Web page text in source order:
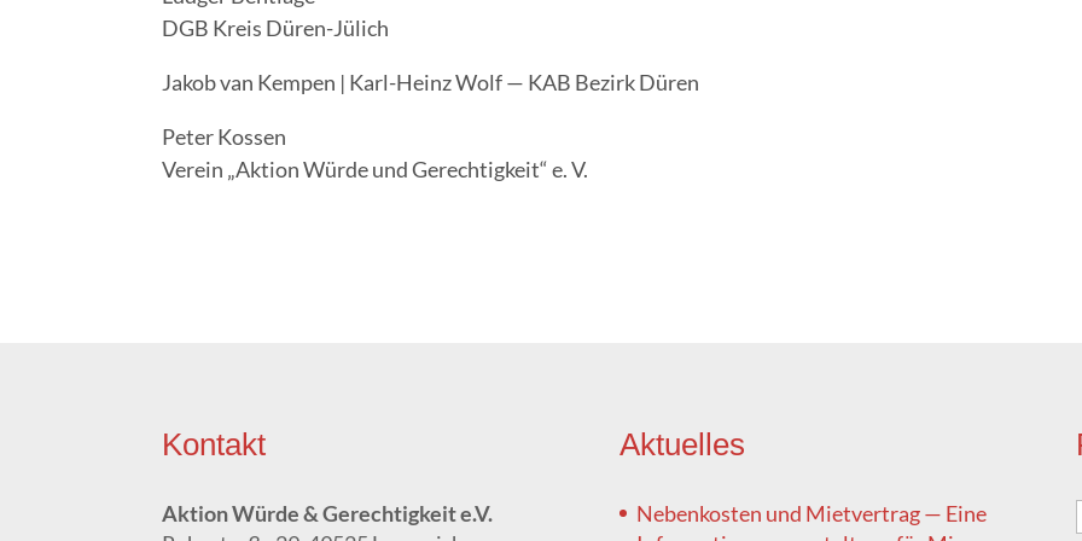
DGB Kreis Düren-Jülich
Jakob van Kem­pen | Karl-Heinz Wolf — KAB Bezirk Düren
Peter Kos­sen
Ver­ein „Akti­on Wür­de und Gerech­tig­keit“ e. V.
Kon­takt
Akti­on Wür­de & Gerech­tig­keit e.V.
Aktu­el­les
Neben­kos­ten und Miet­ver­trag — Eine